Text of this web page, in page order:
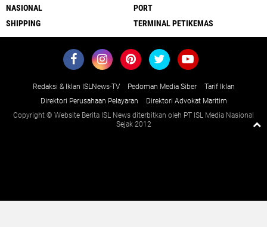
NASIONAL
PORT
SHIPPING
TERMINAL PETIKEMAS
Redaksi & Iklan ISLNews-TV Pedoman Media Siber
Tarif Iklan
Direktori Perusahaan Pelayaran
Direktori Advokat Maritim
Copyright © Website Berita ISL News diterbitkan oleh PT ISL Media Nasional
Sejak 2012